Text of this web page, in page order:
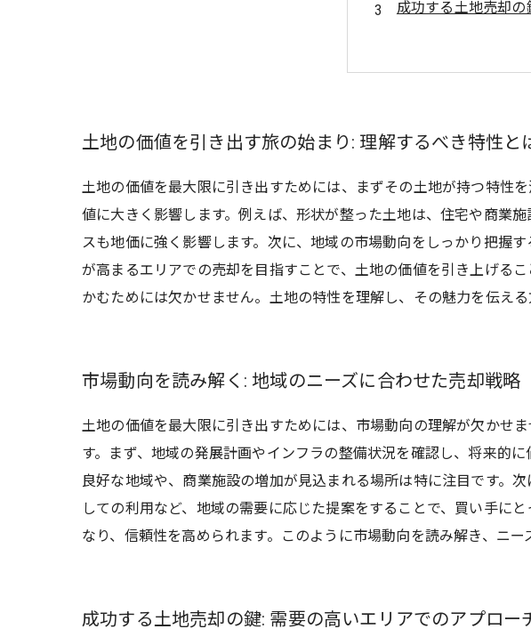
成功する土地売却
プロフェッショナ
適切な建築プラン
最終的なまとめ: 土
土地の価値を引き出す旅の始まり: 理解するべき特性と
土地の価値を最大限に引き出すためには、まずその土地が持つ特性
値に大きく影響します。例えば、形状が整った土地は、住宅や商業
スも地価に強く影響します。次に、地域の市場動向をしっかり把握
が高まるエリアでの売却を目指すことで、土地の価値を引き上げる
かむためには欠かせません。土地の特性を理解し、その魅力を伝える
市場動向を読み解く: 地域のニーズに合わせた売却戦略
土地の価値を最大限に引き出すためには、市場動向の理解が欠かせ
す。まず、地域の発展計画やインフラの整備状況を確認し、将来的
良好な地域や、商業施設の増加が見込まれる場所は特に注目です。
しての利用など、地域の需要に応じた提案をすることで、買い手に
なり、信頼性を高められます。このように市場動向を読み解き、ニ
成功する土地売却の鍵: 需要の高いエリアでのアプロー